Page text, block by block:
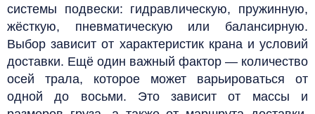
системы подвески: гидравлическую, пружинную,
жёсткую, пневматическую или балансирную.
Выбор зависит от характеристик крана и условий
доставки. Ещё один важный фактор — количество
осей трала, которое может варьироваться от
одной до восьми. Это зависит от массы и